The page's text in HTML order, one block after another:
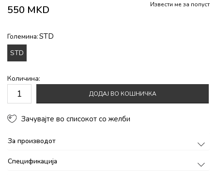
550 MKD Извести ме за попуст
Големина:STD
STD
Количина:
ДОДАЈ ВО КОШНИЧКА
Зачувајте во списокот со желби
За производот
Спецификација